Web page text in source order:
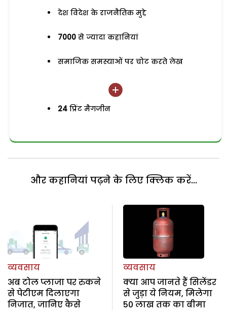
देश विदेश के राजनैतिक मुद्दे
7000 से ज्यादा कहानियां
समाजिक समस्याओं पर चोट करते लेख
24 प्रिंट मैगजीन
और कहानियां पढ़ने के लिए क्लिक करें...
व्यवसाय
अब टोल प्लाजा पर रुकने
से पेटीएम दिलाएगा
निजात, जानिए कैसे
व्यवसाय
क्या आप जानते हैं सिलेंडर
से जुड़ा ये नियम, मिलेगा
50 लाख तक का बीमा